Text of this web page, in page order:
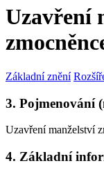
Uzavření
Základní znění
3. Pojmenování
Uzavření manželství
4. Základní